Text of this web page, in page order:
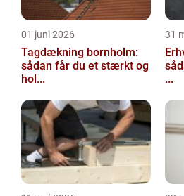
01 juni 2026
Tagdækning bornholm:
sådan får du et stærkt og
hol...
31
...